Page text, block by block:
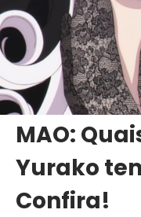
MAO:
Yurako
Confira!